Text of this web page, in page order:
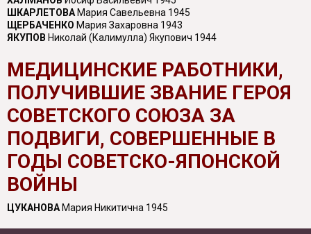
ШКАРЛЕТОВАМария Савельевна 1945
ЩЕРБАЧЕНКО Мария Захаровна 1943
ЯКУПОВ Николай (Калимулла) Якупович 1944
МЕДИЦИНСКИЕ РАБОТНИКИ,
ПОЛУЧИВШИЕ ЗВАНИЕ ГЕРОЯ
СОВЕТСКОГО СОЮЗА ЗА
ПОДВИГИ, СОВЕРШЕННЫЕ В
ГОДЫ СОВЕТСКО-ЯПОНСКОЙ
ВОЙНЫ
ЦУКАНОВА Мария Никитична 1945